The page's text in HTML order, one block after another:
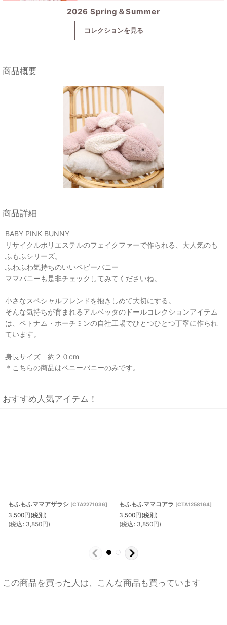
2026 Spring＆Summer
コレクションを見る
商品概要
商品詳細
BABY PINK BUNNY
リサイクルポリエステルのフェイクファーで作られる、大人気のも
ふもふシリーズ。
ふわふわ気持ちのいいベビーバニー
ママバニーも是非チェックしてみてくださいね。
小さなスペシャルフレンドを抱きしめて大切にする。
そんな気持ちが育まれるアルベッタのドールコレクションアイテム
は、ベトナム・ホーチミンの自社工場でひとつひとつ丁寧に作られ
ています。
身長サイズ 約２０cm
＊こちらの商品はベニーバニーのみです。
おすすめ人気アイテム！
もふもふママアザラシ [CTA2271036]
3,500円(税別)
(税込 : 3,850円)
もふもふママコアラ [CTA1258164]
3,500円(税別)
(税込 : 3,850円)
この商品を買った人は、こんな商品も買っています